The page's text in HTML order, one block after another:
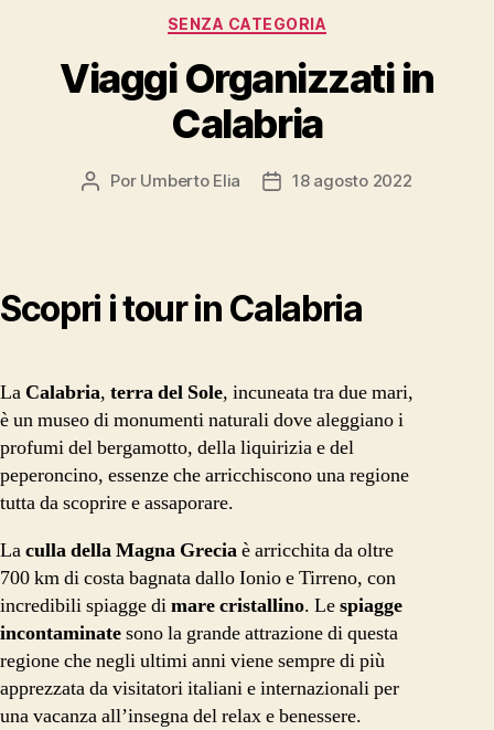
Categorías
SENZA CATEGORIA
Viaggi Organizzati in
Calabria
Autor
Por Umberto Elia
Fecha18 agosto 2022
Scopri i tour in Calabria
La Calabria, terra del Sole, incuneata tra due mari,
è un museo di monumenti naturali dove aleggiano i
profumi del bergamotto, della liquirizia e del
peperoncino, essenze che arricchiscono una regione
tutta da scoprire e assaporare.
Laculla della Magna Greciaè arricchita da oltre
700 km di costa bagnata dallo Ionio e Tirreno, con
incredibili spiagge dimare cristallino. Lespiagge
incontaminatesono la grande attrazione di questa
regione che negli ultimi anni viene sempre di più
apprezzata da visitatori italiani e internazionali per
una vacanza all’insegna del relax e benessere.